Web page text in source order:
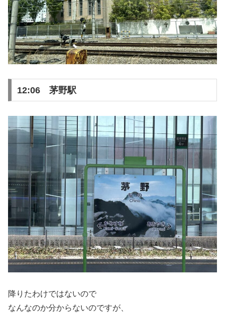
12:06 茅野駅
降りたわけではないので
なんなのか分からないのですが、